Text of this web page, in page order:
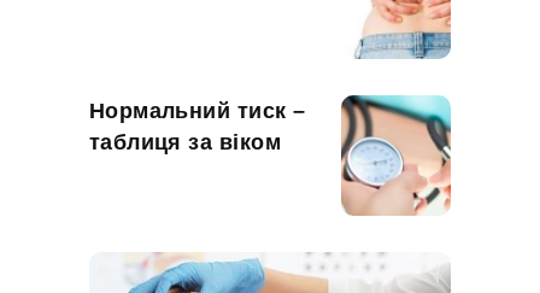
Нормальний тиск –
таблиця за віком